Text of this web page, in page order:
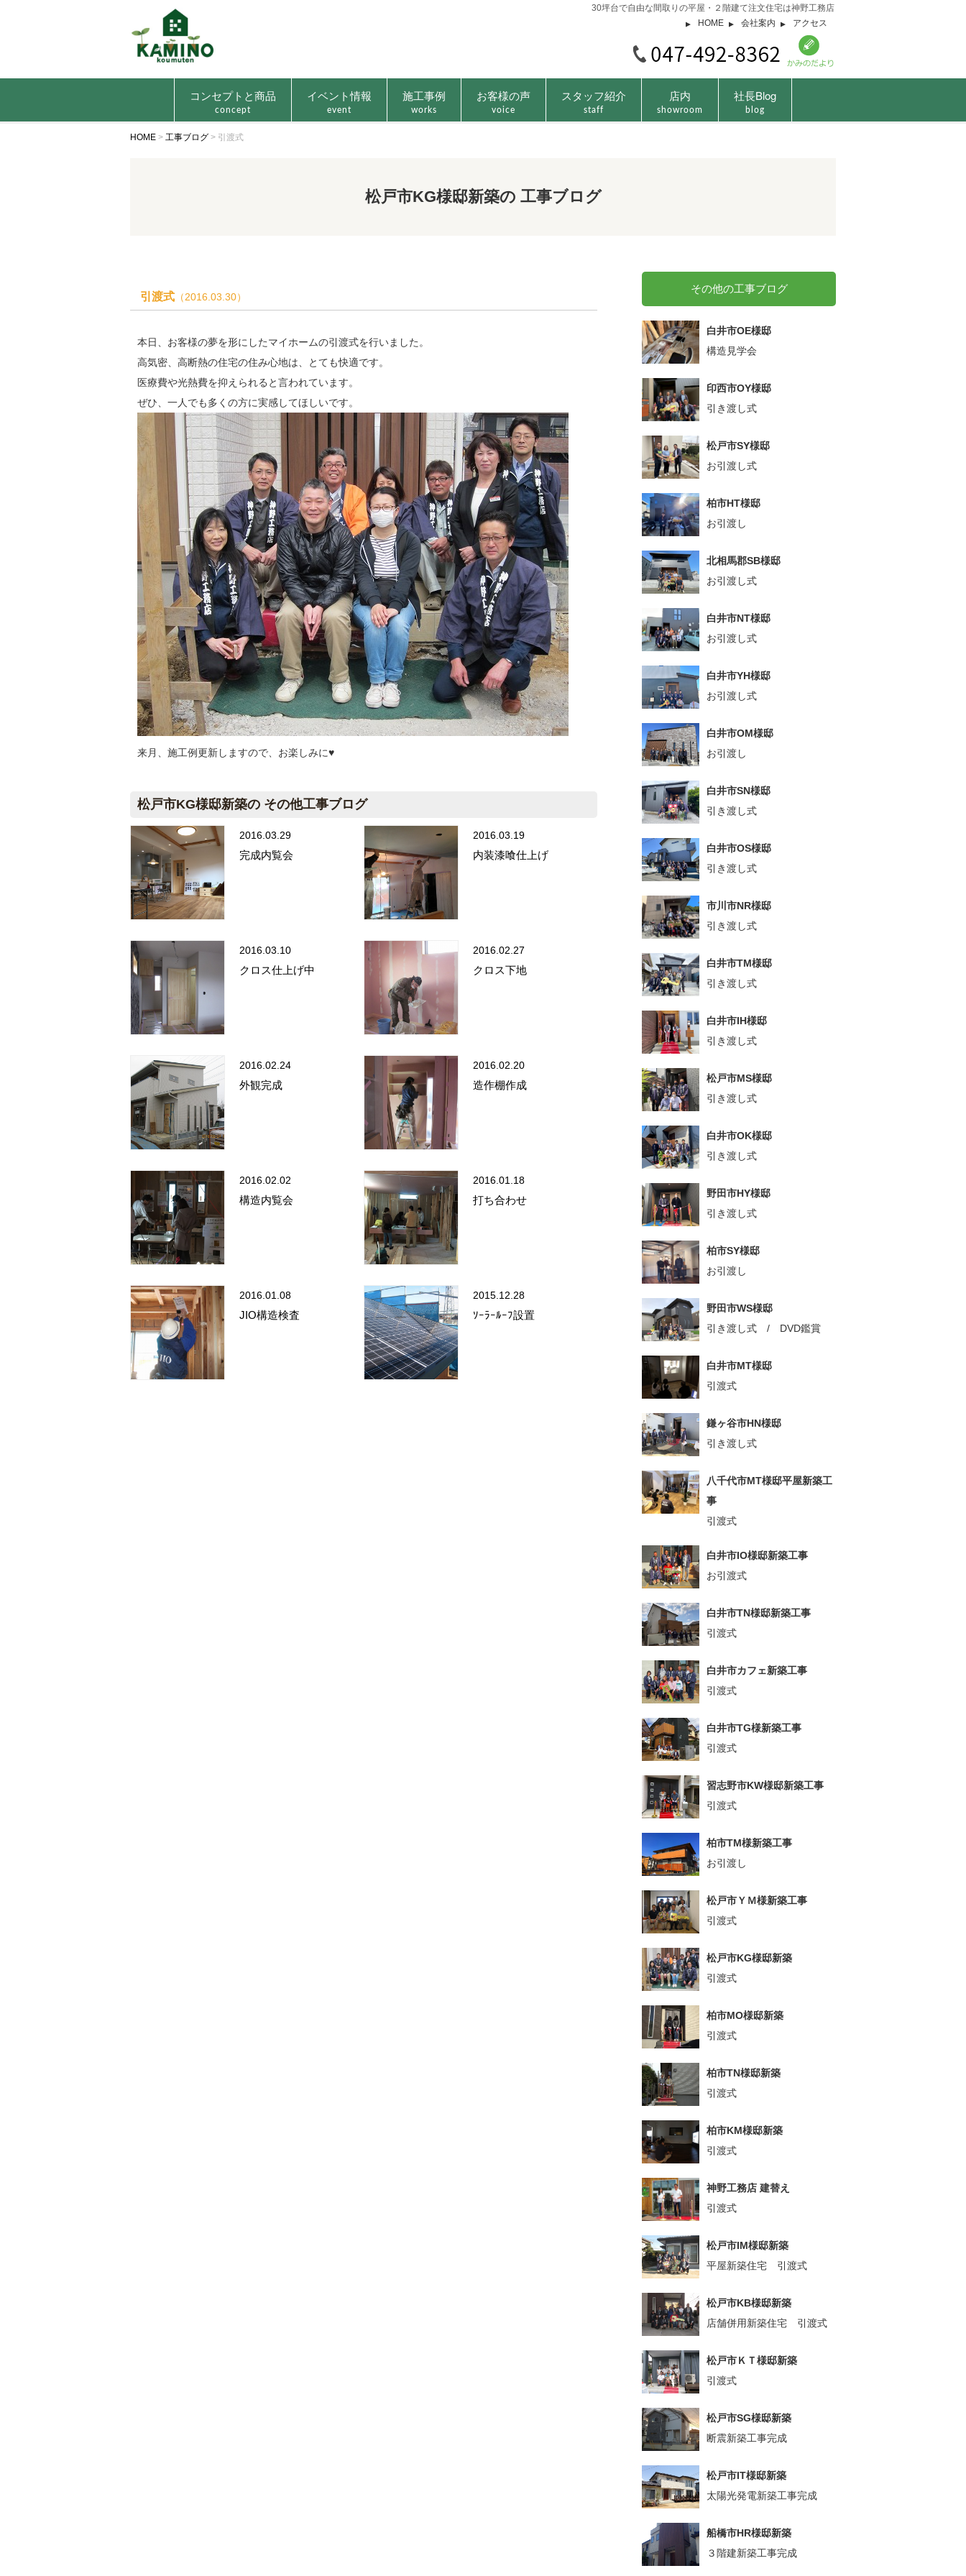
30坪台で自由な間取りの平屋・２階建て注文住宅は神野工務店
HOME
会社案内 アクセス
コンセプトと商品
concept
イベント情報
event
施工事例
works
お客様の声
voice
スタッフ紹介
staff
店内
showroom
社長Blog
blog
HOME > 工事ブログ > 引渡式
松戸市KG様邸新築の 工事ブログ
引渡式 （2016.03.30）
本日、お客様の夢を形にしたマイホームの引渡式を行いました。
高気密、高断熱の住宅の住み心地は、とても快適です。
医療費や光熱費を抑えられると言われています。
ぜひ、一人でも多くの方に実感してほしいです。
来月、施工例更新しますので、お楽しみに♥
松戸市KG様邸新築の その他工事ブログ
2016.03.29
完成内覧会
2016.03.19
内装漆喰仕上げ
2016.03.10
クロス仕上げ中
2016.02.27
クロス下地
2016.02.24
外観完成
2016.02.20
造作棚作成
2016.02.02
構造内覧会
2016.01.18
打ち合わせ
2016.01.08
JIO構造検査
2015.12.28
ｿｰﾗｰﾙｰﾌ設置
その他の工事ブログ
白井市OE様邸
構造見学会
印西市OY様邸
引き渡し式
松戸市SY様邸
お引渡し式
柏市HT様邸
お引渡し
北相馬郡SB様邸
お引渡し式
白井市NT様邸
お引渡し式
白井市YH様邸
お引渡し式
白井市OM様邸
お引渡し
白井市SN様邸
引き渡し式
白井市OS様邸
引き渡し式
市川市NR様邸
引き渡し式
白井市TM様邸
引き渡し式
白井市IH様邸
引き渡し式
松戸市MS様邸
引き渡し式
白井市OK様邸
引き渡し式
野田市HY様邸
引き渡し式
柏市SY様邸
お引渡し
野田市WS様邸
引き渡し式 / DVD鑑賞
白井市MT様邸
引渡式
鎌ヶ谷市HN様邸
引き渡し式
八千代市MT様邸平屋新築工
事
引渡式
白井市IO様邸新築工事
お引渡式
白井市TN様邸新築工事
引渡式
白井市カフェ新築工事
引渡式
白井市TG様新築工事
引渡式
習志野市KW様邸新築工事
引渡式
柏市TM様新築工事
お引渡し
松戸市ＹＭ様新築工事
引渡式
松戸市KG様邸新築
引渡式
柏市MO様邸新築
引渡式
柏市TN様邸新築
引渡式
柏市KM様邸新築
引渡式
神野工務店 建替え
引渡式
松戸市IM様邸新築
平屋新築住宅 引渡式
松戸市KB様邸新築
店舗併用新築住宅 引渡式
松戸市ＫＴ様邸新築
引渡式
松戸市SG様邸新築
断震新築工事完成
松戸市IT様邸新築
太陽光発電新築工事完成
船橋市HR様邸新築
３階建新築工事完成